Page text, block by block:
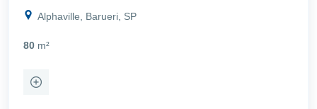
Alphaville, Barueri, SP
80 m²